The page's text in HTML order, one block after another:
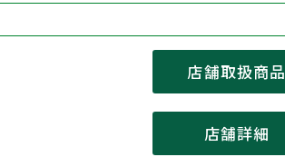
店舗取扱商品
店舗詳細